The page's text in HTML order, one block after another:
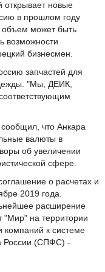
открывает новые
в прошлом году
объем может быть
возможности
бизнесмен.
запчастей для
"Мы, ДЕИК,
что Анкара
валюты в
об увеличении
сфере.
о расчетах и
2019 года.
расширение
"Мир" на территории
компаний к системе
России (СПФС) -